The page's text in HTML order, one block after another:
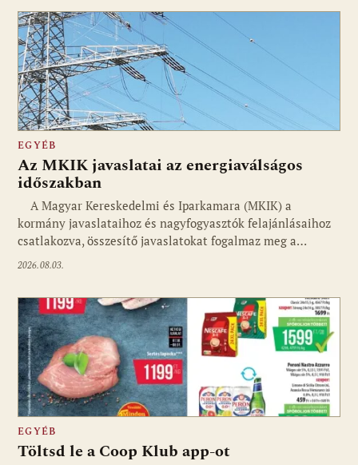
EGYÉB
Az MKIK javaslatai az energiaválságos
időszakban
A Magyar Kereskedelmi és Iparkamara (MKIK) a
kormány javaslataihoz és nagyfogyasztók felajánlásaihoz
csatlakozva, összesítő javaslatokat fogalmaz meg a…
2026.08.03.
EGYÉB
Töltsd le a Coop Klub app-ot